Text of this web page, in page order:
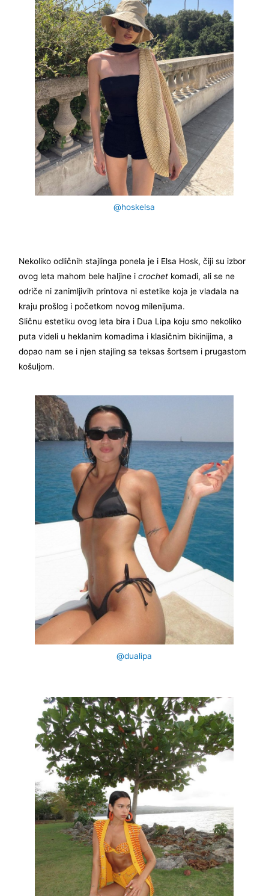
@hoskelsa
Nekoliko odličnih stajlinga ponela je i Elsa Hosk, čiji su izbor
ovog leta mahom bele haljine icrochet komadi, ali se ne
odriče ni zanimljivih printova ni estetike koja je vladala na
kraju prošlog i početkom novog milenijuma.
Sličnu estetiku ovog leta bira i Dua Lipa koju smo nekoliko
puta videli u heklanim komadima i klasičnim bikinijima, a
dopao nam se i njen stajling sa teksas šortsem i prugastom
košuljom.
@dualipa